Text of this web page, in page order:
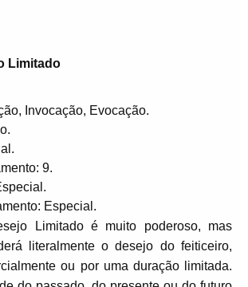
Limitado
Invocação, Evocação.
9.
Especial.
Limitado é muito poderoso, mas
literalmente o desejo do feiticeiro,
ou por uma duração limitada.